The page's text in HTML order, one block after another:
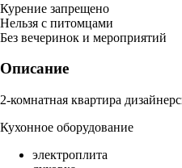
Курение запрещено
Нельзя с питомцами
Без вечеринок и мероприятий
Описание
2-комнатная квартира
Кухонное оборудование
электроплита